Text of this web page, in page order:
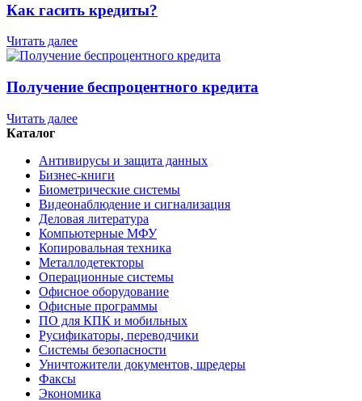
Как гасить кредиты?
Читать далее
Получение беспроцентного кредита
Читать далее
Каталог
Антивирусы и защита данных
Бизнес-книги
Биометрические системы
Видеонаблюдение и сигнализация
Деловая литература
Компьютерные МФУ
Копировальная техника
Металлодетекторы
Операционные системы
Офисное оборудование
Офисные программы
ПО для КПК и мобильных
Русификаторы, переводчики
Системы безопасности
Уничтожители документов, шредеры
Факсы
Экономика